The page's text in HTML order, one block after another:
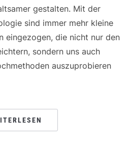
gestalten. Mit der
sind immer mehr kleine
eingezogen, die nicht nur den
sondern uns auch
auszuprobieren